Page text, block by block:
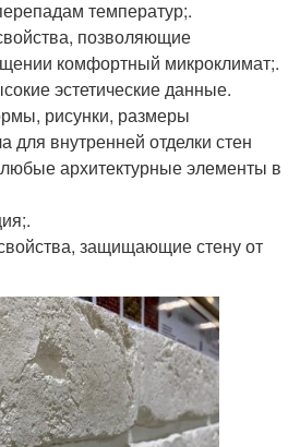
температур;.
позволяющие
комфортный микроклимат;.
эстетические данные.
рисунки, размеры
для внутренней отделки стен
архитектурные элементы в
защищающие стену от